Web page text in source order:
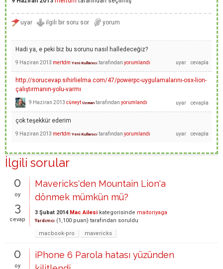
Hadi ya, e peki biz bu sorunu nasıl halledeceğiz?
9 Haziran 2013 mertdm Yeni Kullanıcı tarafından yorumlandı
http://sorucevap.sihirlielma.com/47/powerpc-uygulamalarını-osx-lion-
çalıştırmanın-yolu-varmı
9 Haziran 2013 cüneyt Uzman tarafından yorumlandı
çok teşekkür ederim
9 Haziran 2013 mertdm Yeni Kullanıcı tarafından yorumlandı
İlgili sorular
0
oy
3
cevap
Mavericks'den Mountain Lion'a
dönmek mümkün mü?
3 Şubat 2014 Mac Ailesi kategorisinde maitoriyaga
Yardımcı (1,100 puan) tarafından soruldu
macbook-pro
mavericks
0
oy
iPhone 6 Parola hatası yüzünden